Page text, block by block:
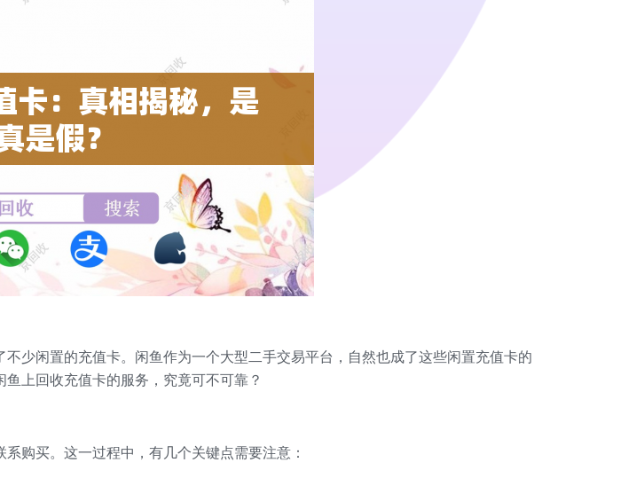
少闲置的充值卡。闲鱼作为一个大型二手交易平台，自然也成了这些闲置充值卡的
上回收充值卡的服务，究竟可不可靠？
购买。这一过程中，有几个关键点需要注意：